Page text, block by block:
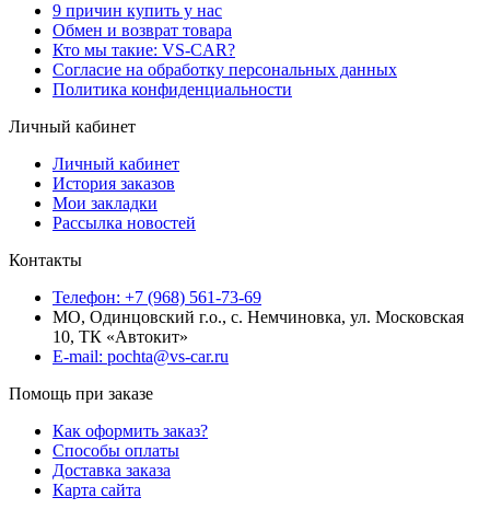
9 причин купить у нас
Обмен и возврат товара
Кто мы такие: VS-CAR?
Согласие на обработку персональных данных
Политика конфиденциальности
Личный кабинет
Личный кабинет
История заказов
Мои закладки
Рассылка новостей
Контакты
Телефон: +7 (968) 561-73-69
МО, Одинцовский г.о., с. Немчиновка, ул. Московская
10, ТК «Автокит»
E-mail: pochta@vs-car.ru
Помощь при заказе
Как оформить заказ?
Способы оплаты
Доставка заказа
Карта сайта